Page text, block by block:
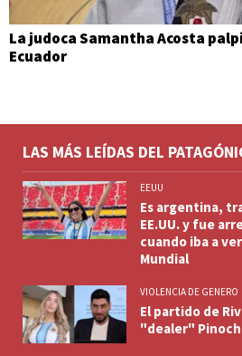
La judoca Samantha Acosta
Ecuador
LAS MÁS LEÍDAS DEL
EEUU
Es argentina,
EE.UU. y fue
cuando iba a
Mundial
VIOLENCIA DE GENERO
El partido de
"dealer"